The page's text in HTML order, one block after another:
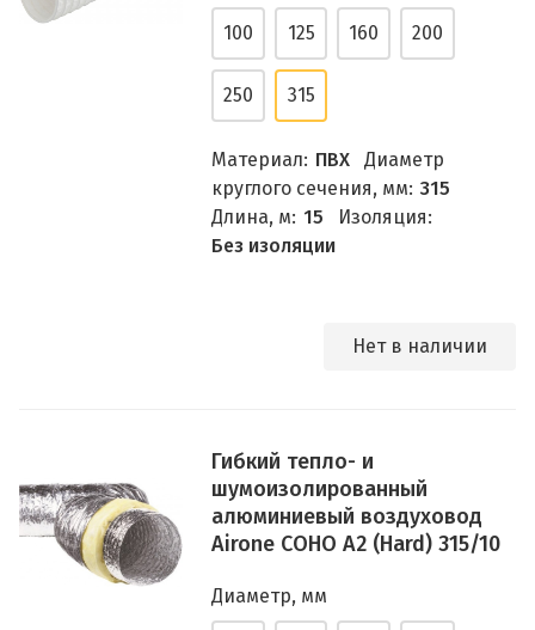
100 125 160 200
250 315
Материал: ПВХ
Диаметр
круглого сечения, мм: 315
Длина, м: 15
Изоляция:
Без изоляции
Нет в наличии
Гибкий тепло- и
шумоизолированный
алюминиевый воздуховод
Airone СОНО A2 (Hard) 315/10
Диаметр, мм